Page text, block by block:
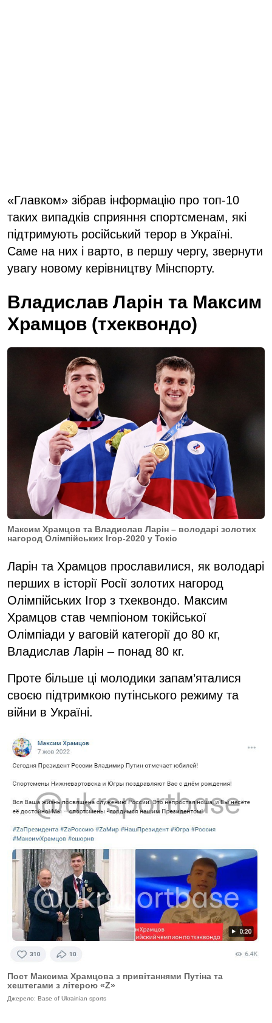
«Главком» зібрав інформацію про топ-10
таких випадків сприяння спортсменам, які
підтримують російський терор в Україні.
Саме на них і варто, в першу чергу, звернути
увагу новому керівництву Мінспорту.
Владислав Ларін та Максим
Храмцов (тхеквондо)
Максим Храмцов та Владислав Ларін – володарі золотих
нагород Олімпійських Ігор-2020 у Токіо
Ларін та Храмцов прославилися, як володарі
перших в історії Росії золотих нагород
Олімпійських Ігор з тхеквондо. Максим
Храмцов став чемпіоном токійської
Олімпіади у ваговій категорії до 80 кг,
Владислав Ларін – понад 80 кг.
Проте більше ці молодики запам’яталися
своєю підтримкою путінського режиму та
війни в Україні.
Пост Максима Храмцова з привітаннями Путіна та
хештегами з літерою «Z»
Джерело: Base of Ukrainian sports